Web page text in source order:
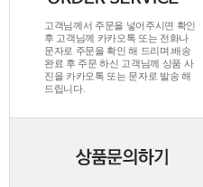
고객님께서 주문을 넣어주시면 확인
후 고객님께 카카오톡 또는 전화나
문자로 주문을 확인 해 드리며.배송
완료 후 주문 하신 고객님께 상품 사
진을 카카오톡 또는 문자로 발송 해
드립니다.